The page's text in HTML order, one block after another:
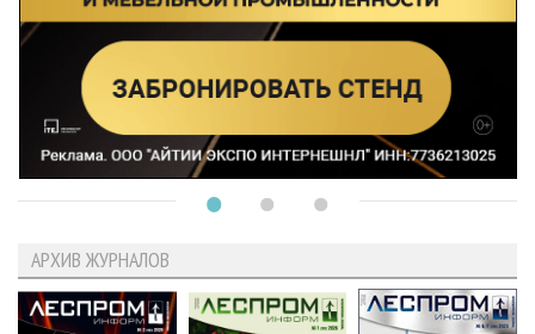
АРХИВ ЖУРНАЛОВ